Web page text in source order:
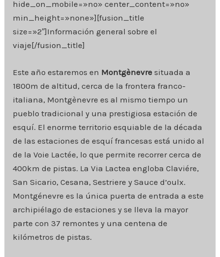
hide_on_mobile=»no» center_content=»no»
min_height=»none»][fusion_title
size=»2″]Información general sobre el
viaje[/fusion_title]
Este año estaremos en Montgènevre situada a
1800m de altitud, cerca de la frontera franco-
italiana, Montgènevre es al mismo tiempo un
pueblo tradicional y una prestigiosa estación de
esquí. El enorme territorio esquiable de la década
de las estaciones de esquí francesas está unido al
de la Voie Lactée, lo que permite recorrer cerca de
400km de pistas. La Via Lactea engloba Claviére,
San Sicario, Cesana, Sestriere y Sauce d’oulx.
Montgénevre es la única puerta de entrada a este
archipiélago de estaciones y se lleva la mayor
parte con 37 remontes y una centena de
kilómetros de pistas.